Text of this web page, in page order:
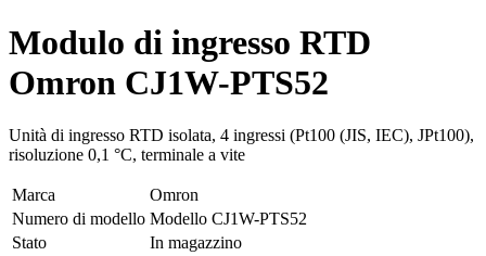
Modulo di ingresso RTD
Omron CJ1W-PTS52
Unità di ingresso RTD isolata, 4 ingressi (Pt100 (JIS, IEC), JPt100),
risoluzione 0,1 °C, terminale a vite
Marca
Omron
Numero di modello Modello CJ1W-PTS52
Stato
In magazzino